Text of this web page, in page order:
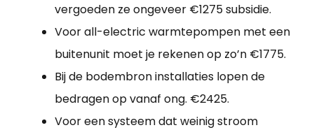
vergoeden ze ongeveer €1275 subsidie.
Voor all-electric warmtepompen met een
buitenunit moet je rekenen op zo’n €1775.
Bij de bodembron installaties lopen de
bedragen op vanaf ong. €2425.
Voor een systeem dat weinig stroom